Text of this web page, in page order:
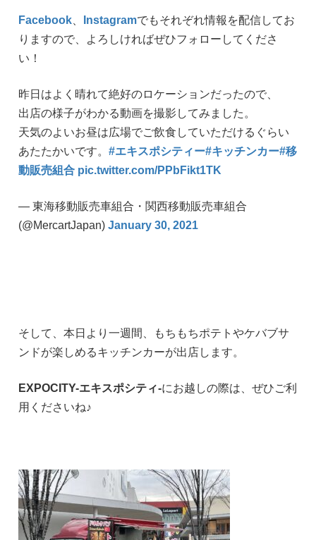
Facebook Instagramでもそれぞれ情報を配信してお
りますので、よろしければぜひフォローしてくださ
い！
昨日はよく晴れて絶好のロケーションだったので、
出店の様子がわかる動画を撮影してみました。
天気のよいお昼は広場でご飲食していただけるぐらい
あたたかいです。#エキスポシティー#キッチンカー#移
動販売組合 pic.twitter.com/PPbFikt1TK
— 東海移動販売車組合・関西移動販売車組合
(@MercartJapan)January 30, 2021
そして、本日より一週間、もちもちポテトやケバブサ
ンドが楽しめるキッチンカーが出店します。
EXPOCITY-エキスポシティ-にお越しの際は、ぜひご利
用くださいね♪